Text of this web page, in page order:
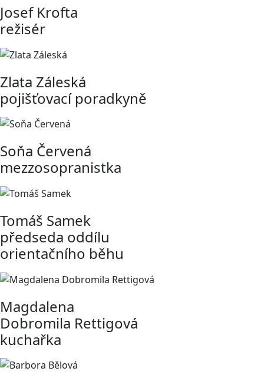
Josef Krofta
režisér
Zlata Záleská
pojišťovací poradkyně
Soňa Červená
mezzosopranistka
Tomáš Samek
předseda oddílu
orientačního běhu
Magdalena
Dobromila Rettigová
kuchařka